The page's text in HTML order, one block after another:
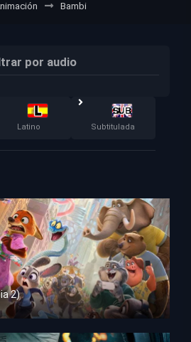
Bambi
por audio
Latino Subtitulada
2)